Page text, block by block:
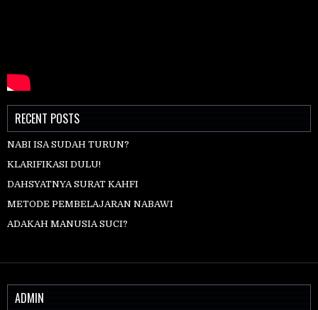
RECENT POSTS
NABI ISA SUDAH TURUN?
KLARIFIKASI DULU!
DAHSYATNYA SURAT KAHFI
METODE PEMBELAJARAN NABAWI
ADAKAH MANUSIA SUCI?
ADMIN